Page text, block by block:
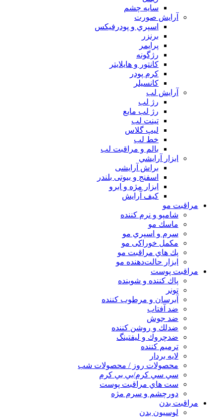
سايه چشم
آرايش صورت
اسپري و پودرفيكس
برنزر
پرايمر
رژگونه
كانتور و هايلايتر
كرم پودر
كانسيلر
آرايش لب
رژ لب
رژ لب مایع
تینت لب
لیپ گلاس
خط لب
بالم و مراقبت لب
ابزار آرايشي
براش آرایشی
اسفنج و بیوتی بلندر
ابزار مژه و ابرو
کیف آرایش
مراقبت مو
شامپو و نرم كننده
ماسك مو
سرم و اسپري مو
مكمل خوراكی مو
پك هاي مراقبت مو
ابزار حالت‌دهنده مو
مراقبت پوست
پاك كننده و شوينده
تونر
آبرسان و مرطوب كننده
ضد آفتاب
ضد جوش
ضدلك و روشن كننده
ضدچروك و ليفتينگ
ترميم كننده
لايه بردار
محصولات روز / محصولات شب
سي سي كرم/بي بي كرم
ست هاي مراقبت پوست
دورچشم و سرم مژه
مراقبت بدن
لوسیون بدن